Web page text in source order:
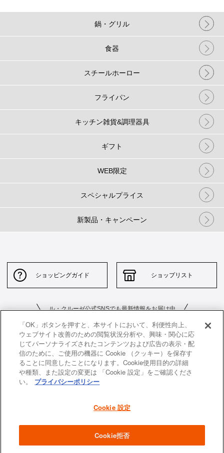
鍋・グリル
食器
スチールホーロー
フライパン
キッチン雑貨&調理器具
ギフト
WEB限定
スペシャルプライス
新製品・キャンペーン
ショッピングガイド ショップリスト
ル・クルーゼ公式SNSでも最新情報をお届け中
お問い合わせ サイトポリシー
「OK」ボタンを押すと、本サイトにおいて、利便性向上、
ウェブサイト改善のための閲覧状況分析や、興味・関心に応
じてパーソナライズされたコンテンツおよび広告の表示・配
信のために、ご使用の機器に Cookie （クッキー）を保存す
ることに同意したことになります。Cookie使用目的の詳細
や種類、また設定の変更は 「Cookie 設定」をご確認くださ
い。
プライバシーポリシー
Cookie 設定
Cookie拒否